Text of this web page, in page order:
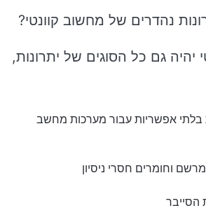
נהדרים של מחשוב קוונטי?
יהיה גם כל הסוגים של יתרונות,
בלתי אפשריות עבור מערכות מחשב
וחומרים חסרי ניסיון
הסייבר